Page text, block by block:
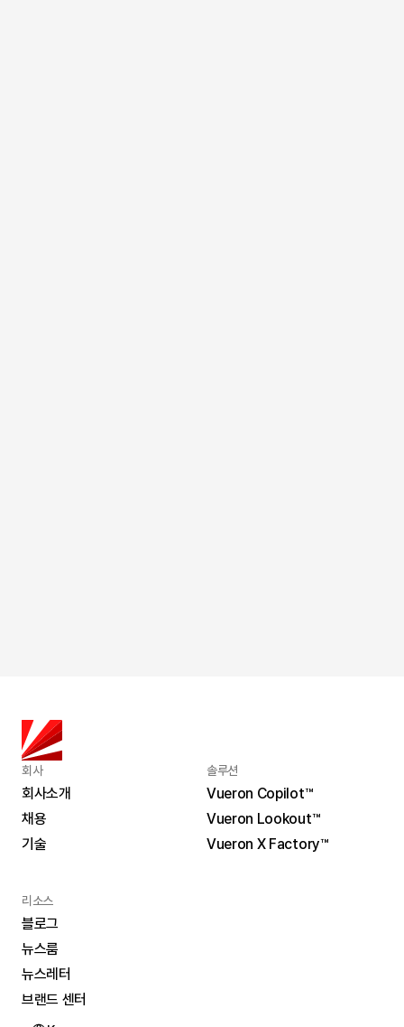
회사
회사소개
회사소개
채용
채용
기술
솔루션
Vueron Copilot™
Vueron Copilot™
Vueron Lookout™
Vueron Lookout™
Vueron X Factory™
리소스
블로그
블로그
뉴스룸
뉴스룸
뉴스레터
뉴스레터
브랜드 센터